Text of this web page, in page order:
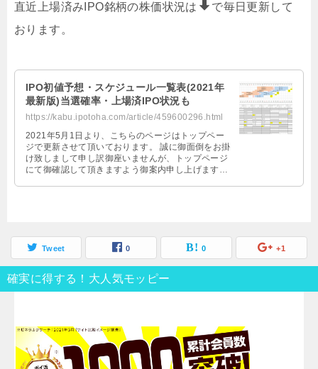
直近上場済みIPO銘柄の株価状況は
で毎日更新して
おります。
IPO初値予想・スケジュール一覧表(2021年
最新版)当選確率・上場済IPO状況も
https://kabu.ipotoha.com/article/459600296.html
2021年5月1日より、こちらのページはトップペー
ジで更新させて頂いております。 誠に御面倒をお掛
け致しまして申し訳御座いませんが、トップページ
にて御確認して頂きますよう御案内申し上げます。
Tweet 0 0 +1
確実に得する！大人気モッピー